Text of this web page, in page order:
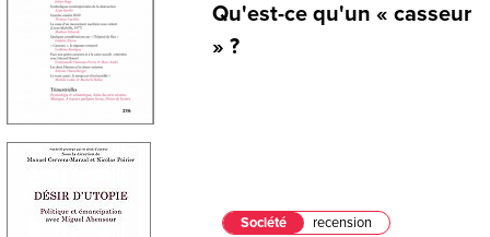
Qu'est-ce qu'un « casseur
» ?
Société recension